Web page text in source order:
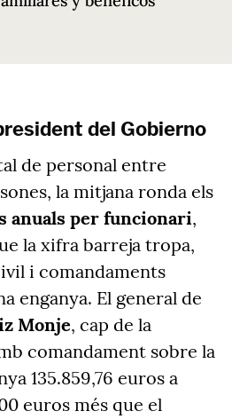
del Gobierno
de personal entre
la mitjana ronda els
anuals per funcionari,
la xifra barreja tropa,
i comandaments
enganya. El general de
Monje, cap de la
comandament sobre la
135.859,76 euros a
euros més que el